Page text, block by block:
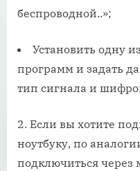
беспроводной..»;
Установить одну
программ и задать
тип сигнала и
2. Если вы хотите
ноутбуку, по
подключиться через